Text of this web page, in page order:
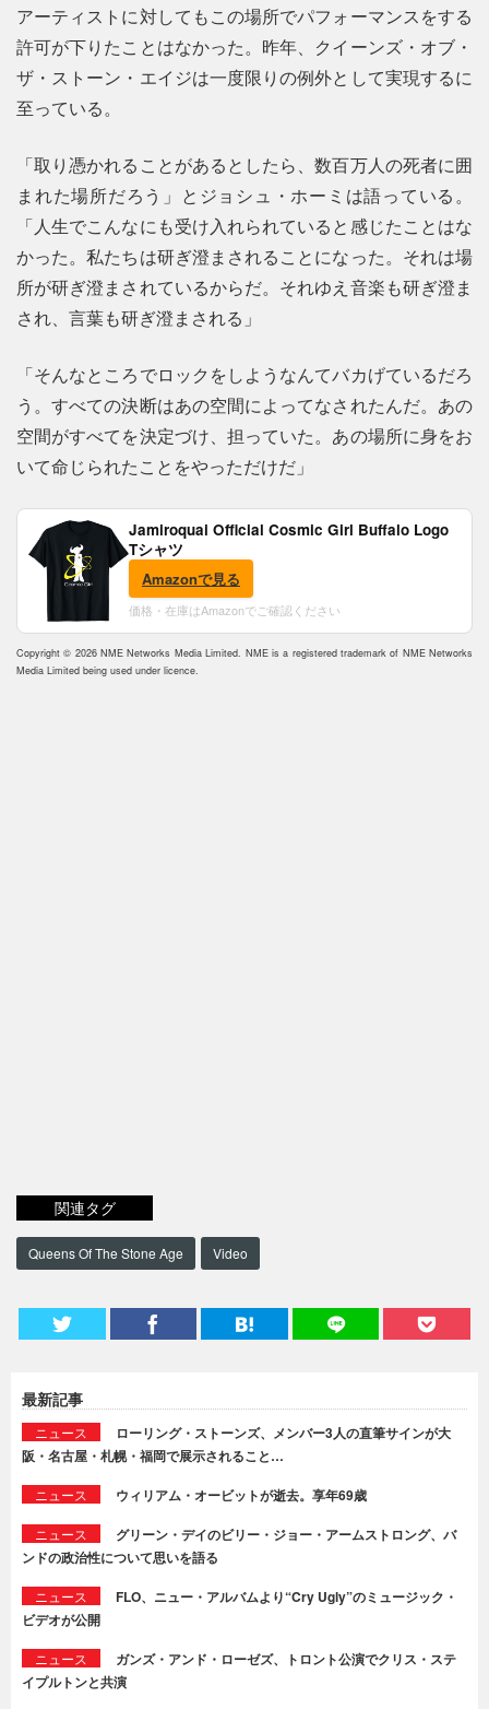
アーティストに対してもこの場所でパフォーマンスをする
許可が下りたことはなかった。昨年、クイーンズ・オブ・
ザ・ストーン・エイジは一度限りの例外として実現するに
至っている。
「取り憑かれることがあるとしたら、数百万人の死者に囲
まれた場所だろう」とジョシュ・ホーミは語っている。
「人生でこんなにも受け入れられていると感じたことはな
かった。私たちは研ぎ澄まされることになった。それは場
所が研ぎ澄まされているからだ。それゆえ音楽も研ぎ澄ま
され、言葉も研ぎ澄まされる」
「そんなところでロックをしようなんてバカげているだろ
う。すべての決断はあの空間によってなされたんだ。あの
空間がすべてを決定づけ、担っていた。あの場所に身をお
いて命じられたことをやっただけだ」
Jamiroquai Official Cosmic Girl Buffalo Logo
Tシャツ
Amazonで見る
価格・在庫はAmazonでご確認ください
Copyright © 2026 NME Networks Media Limited. NME is a registered trademark of NME Networks
Media Limited being used under licence.
関連タグ
Queens Of The Stone Age Video
最新記事
ニュース
ローリング・ストーンズ、メンバー3人の直筆サインが大
阪・名古屋・札幌・福岡で展示されること…
ニュース ウィリアム・オービットが逝去。享年69歳
ニュース
グリーン・デイのビリー・ジョー・アームストロング、バ
ンドの政治性について思いを語る
ニュース
FLO、ニュー・アルバムより“Cry Ugly”のミュージック・
ビデオが公開
ニュース
ガンズ・アンド・ローゼズ、トロント公演でクリス・ステ
イプルトンと共演